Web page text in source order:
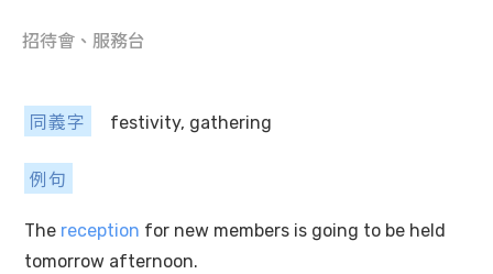
招待會、服務台
同義字 festivity, gathering
例句
The reception for new members is going to be held
tomorrow afternoon.